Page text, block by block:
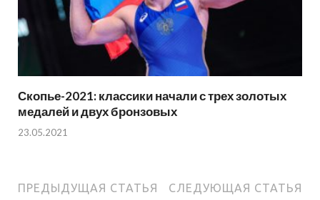
Скопье-2021: классики начали с трех золотых
медалей и двух бронзовых
23.05.2021
ПРЕДЫДУЩАЯ СТАТЬЯ СЛЕДУЮЩАЯ СТАТЬЯ